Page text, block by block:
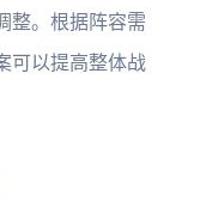
整。根据阵容需
可以提高整体战